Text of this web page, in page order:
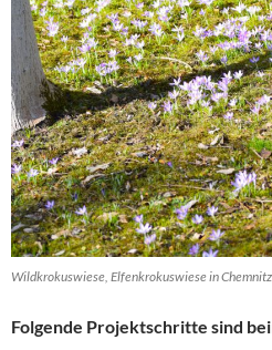
Wildkrokuswiese, Elfenkrokuswiese in
Folgende Projektschritte sind